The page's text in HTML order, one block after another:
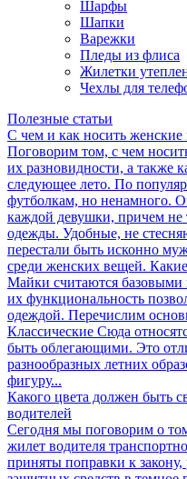
Шарфы
Шапки
Варежки
Пледы из флиса
Жилетки
Чехлы для
Полезные статьи
С чем и как носить женские
Поговорим том, с чем
их разновидности, а также
следующее лето. По
футболкам, но ненамного.
каждой девушки, причем не
одежды. Удобные, не
перестали быть исконно
среди женских вещей.
Майки считаются базовыми
их функциональность
одеждой. Перечислим
Классические Сюда
быть облегающими. Это
разнообразных летних
фигуру...
Какого цвета должен быть
водителей
Сегодня мы поговорим о
жилет водителя
приняты поправки к